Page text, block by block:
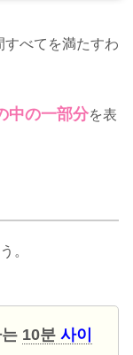
べてを満たすわ
中の一部分を表
。
10분 사이